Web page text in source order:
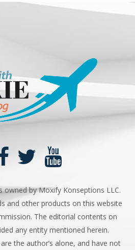
owned by Moxify Konseptions LLC.
and other products on this website
The editorial contents on
any entity mentioned herein.
the author’s alone, and have not